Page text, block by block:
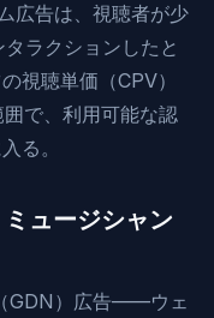
広告は、視聴者が少
ラクションしたと
視聴単価（CPV）
で、利用可能な認
る。
ュージシャン
GDN）広告——ウェ